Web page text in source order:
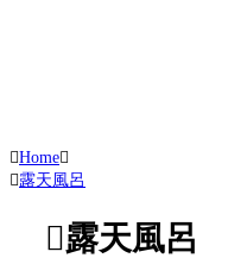
Home
露天風呂
露天風呂